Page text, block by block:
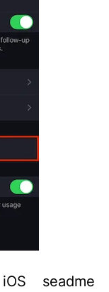
seadme